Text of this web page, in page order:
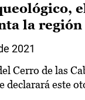
la región
2021
Cerro de las
declarará este